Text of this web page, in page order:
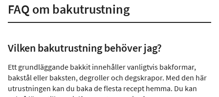
FAQ om bakutrustning
Vilken bakutrustning behöver jag?
Ett grundläggande bakkit innehåller vanligtvis bakformar,
bakstål eller baksten, degroller och degskrapor. Med den här
utrustningen kan du baka de flesta recept hemma. Du kan